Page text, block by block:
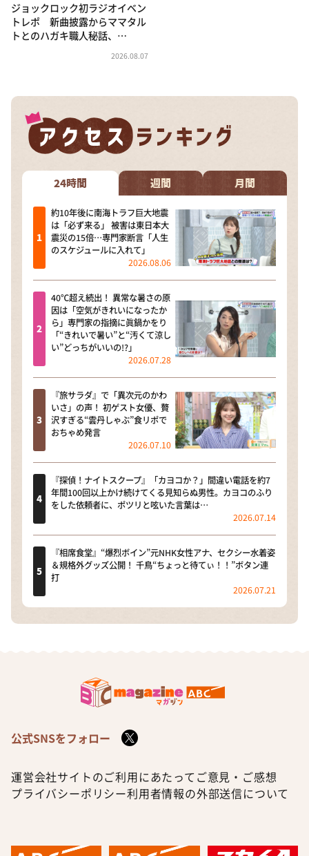
ジョックロック初ラジオイベン
トレポ 新曲披露からママタル
トとのハガキ職人秘話、…
2026.08.07
24時間 週間 月間
約10年後に南海トラフ巨大地震
は「必ず来る」 被害は東日本大
震災の15倍…専門家断言「人生
のスケジュールに入れて」
2026.08.06
40℃超え続出！ 異常な暑さの原
因は「空気がきれいになったか
ら」専門家の指摘に眞鍋かをり
「“きれいで暑い”と“汚くて涼し
い”どっちがいいの!?」
2026.07.28
『旅サラダ』で「異次元のかわ
いさ」の声！ 初ゲスト女優、贅
沢すぎる“雲丹しゃぶ”食リポで
おちゃめ発言
2026.07.10
『探偵！ナイトスクープ』「カヨコか？」間違い電話を約7
年間100回以上かけ続けてくる見知らぬ男性。カヨコのふり
をした依頼者に、ポツリと呟いた言葉は…
2026.07.14
『相席食堂』“爆烈ボイン”元NHK女性アナ、セクシー水着姿
＆規格外グッズ公開！ 千鳥“ちょっと待てぃ！！”ボタン連
打
2026.07.21
公式SNSをフォロー
運営会社サイトのご利用にあたって ご意見・ご感想
プライバシーポリシー利用者情報の外部送信について